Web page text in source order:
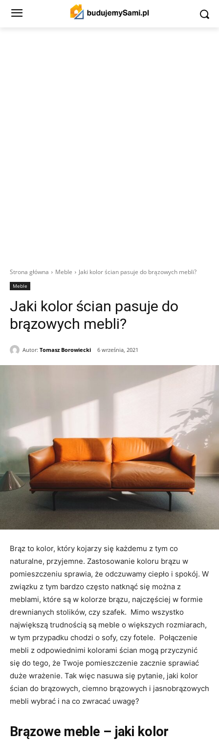
Strona główna Meble Jaki kolor ścian pasuje do brązowych mebli?
Meble
Jaki kolor ścian pasuje do
brązowych mebli?
Autor: Tomasz Borowiecki 6 września, 2021
Brąz to kolor, który kojarzy się każdemu z tym co
naturalne, przyjemne. Zastosowanie koloru brązu w
pomieszczeniu sprawia, że odczuwamy ciepło i spokój. W
związku z tym bardzo często natknąć się można z
meblami, które są w kolorze brązu, najczęściej w formie
drewnianych stolików, czy szafek. Mimo wszystko
największą trudnością są meble o większych rozmiarach,
w tym przypadku chodzi o sofy, czy fotele. Połączenie
mebli z odpowiednimi kolorami ścian mogą przyczynić
się do tego, że Twoje pomieszczenie zacznie sprawiać
duże wrażenie. Tak więc nasuwa się pytanie, jaki kolor
ścian do brązowych, ciemno brązowych i jasnobrązowych
mebli wybrać i na co zwracać uwagę?
Brązowe meble – jaki kolor